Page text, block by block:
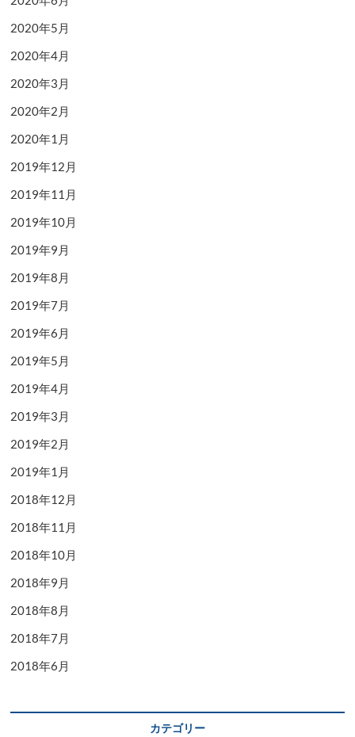
2020年5月
2020年4月
2020年3月
2020年2月
2020年1月
2019年12月
2019年11月
2019年10月
2019年9月
2019年8月
2019年7月
2019年6月
2019年5月
2019年4月
2019年3月
2019年2月
2019年1月
2018年12月
2018年11月
2018年10月
2018年9月
2018年8月
2018年7月
2018年6月
カテゴリー